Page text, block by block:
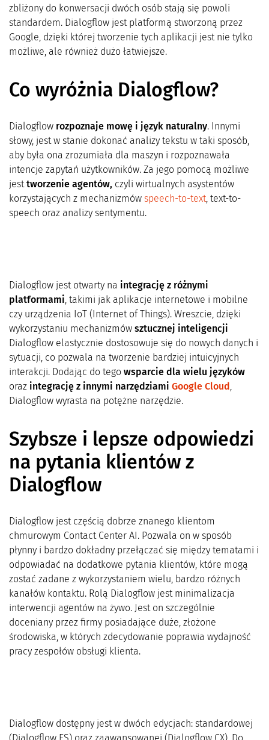
zbliżony do konwersacji dwóch osób stają się powoli
standardem. Dialogflow jest platformą stworzoną przez
Google, dzięki której tworzenie tych aplikacji jest nie tylko
możliwe, ale również dużo łatwiejsze.
Co wyróżnia Dialogflow?
Dialogflow rozpoznaje mowę i język naturalny. Innymi
słowy, jest w stanie dokonać analizy tekstu w taki sposób,
aby była ona zrozumiała dla maszyn i rozpoznawała
intencje zapytań użytkowników. Za jego pomocą możliwe
jesttworzenie agentów, czyli wirtualnych asystentów
korzystających z mechanizmów speech-to-text, text-to-
speech oraz analizy sentymentu.
Dialogflow jest otwarty na integrację z różnymi
platformami, takimi jak aplikacje internetowe i mobilne
czy urządzenia IoT (Internet of Things). Wreszcie, dzięki
wykorzystaniu mechanizmów sztucznej inteligencji
Dialogflow elastycznie dostosowuje się do nowych danych i
sytuacji, co pozwala na tworzenie bardziej intuicyjnych
interakcji. Dodając do tego wsparcie dla wielu języków
oraz integrację z innymi narzędziami Google Cloud,
Dialogflow wyrasta na potężne narzędzie.
Szybsze i lepsze odpowiedzi
na pytania klientów z
Dialogflow
Dialogflow jest częścią dobrze znanego klientom
chmurowym Contact Center AI. Pozwala on w sposób
płynny i bardzo dokładny przełączać się między tematami i
odpowiadać na dodatkowe pytania klientów, które mogą
zostać zadane z wykorzystaniem wielu, bardzo różnych
kanałów kontaktu. Rolą Dialogflow jest minimalizacja
interwencji agentów na żywo. Jest on szczególnie
doceniany przez firmy posiadające duże, złożone
środowiska, w których zdecydowanie poprawia wydajność
pracy zespołów obsługi klienta.
Dialogflow dostępny jest w dwóch edycjach: standardowej